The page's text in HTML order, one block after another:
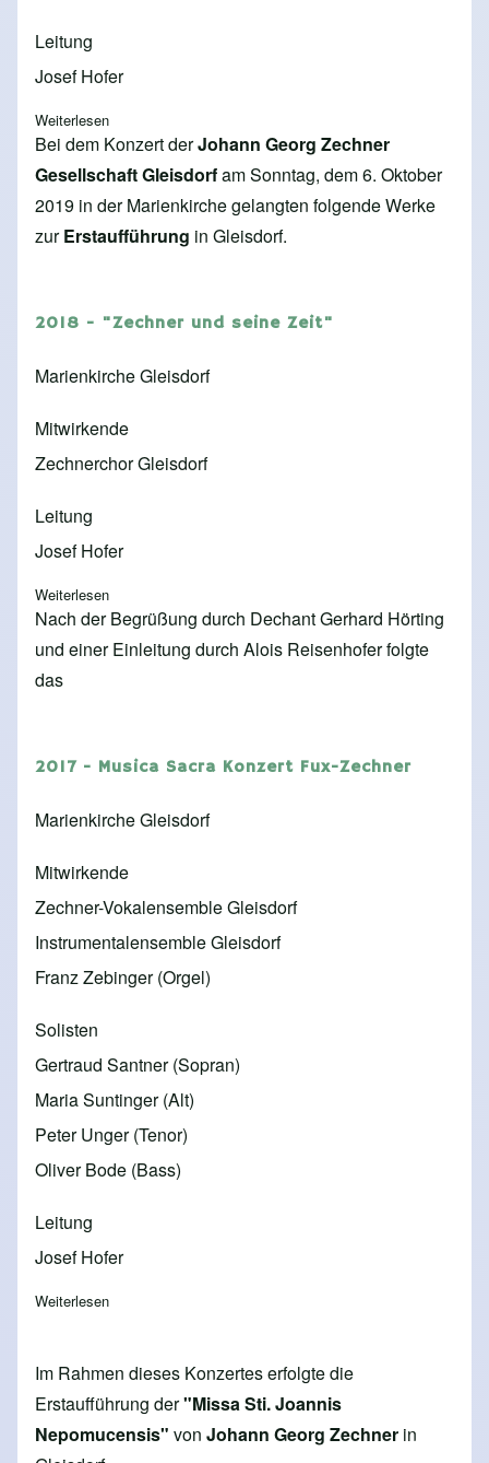
Leitung
Josef Hofer
Weiterlesen
Bei dem Konzert derJohann Georg Zechner
Gesellschaft Gleisdorfam Sonntag, dem 6. Oktober
2019 in der Marienkirche gelangten folgende Werke
zurErstaufführung in Gleisdorf.
2018 - "Zechner und seine Zeit"
Marienkirche Gleisdorf
Mitwirkende
Zechnerchor Gleisdorf
Leitung
Josef Hofer
Weiterlesen
Nach der Begrüßung durch Dechant Gerhard Hörting
und einer Einleitung durch Alois Reisenhofer folgte
das
2017 - Musica Sacra Konzert Fux-Zechner
Marienkirche Gleisdorf
Mitwirkende
Zechner-Vokalensemble Gleisdorf
Instrumentalensemble Gleisdorf
Franz Zebinger (Orgel)
Solisten
Gertraud Santner (Sopran)
Maria Suntinger (Alt)
Peter Unger (Tenor)
Oliver Bode (Bass)
Leitung
Josef Hofer
Weiterlesen
Im Rahmen dieses Konzertes erfolgte die
Erstaufführung der"Missa Sti. Joannis
Nepomucensis" von Johann Georg Zechner in